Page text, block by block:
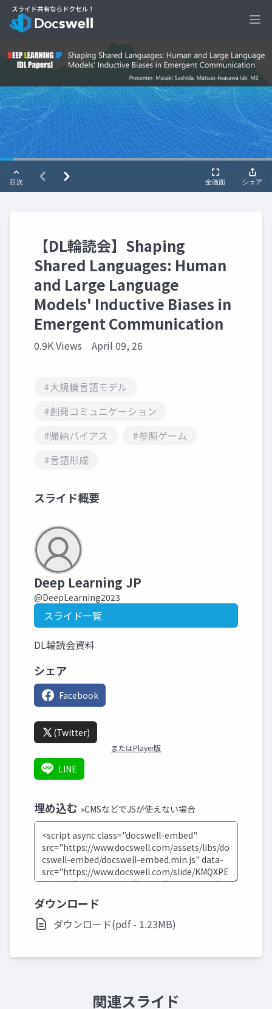
【DL輪読会】Shaping
Shared Languages: Human
and Large Language
Models' Inductive Biases in
Emergent Communication
0.9K Views April 09, 26
#大規模言語モデル
#創発コミュニケーション
#帰納バイアス
#参照ゲーム
#言語形成
スライド概要
Deep Learning JP
@DeepLearning2023
スライド一覧
DL輪読会資料
シェア
Facebook
(Twitter)
またはPlayer版
LINE
埋め込む »CMSなどでJSが使えない場合
ダウンロード
ダウンロード(pdf - 1.23MB)
関連スライド